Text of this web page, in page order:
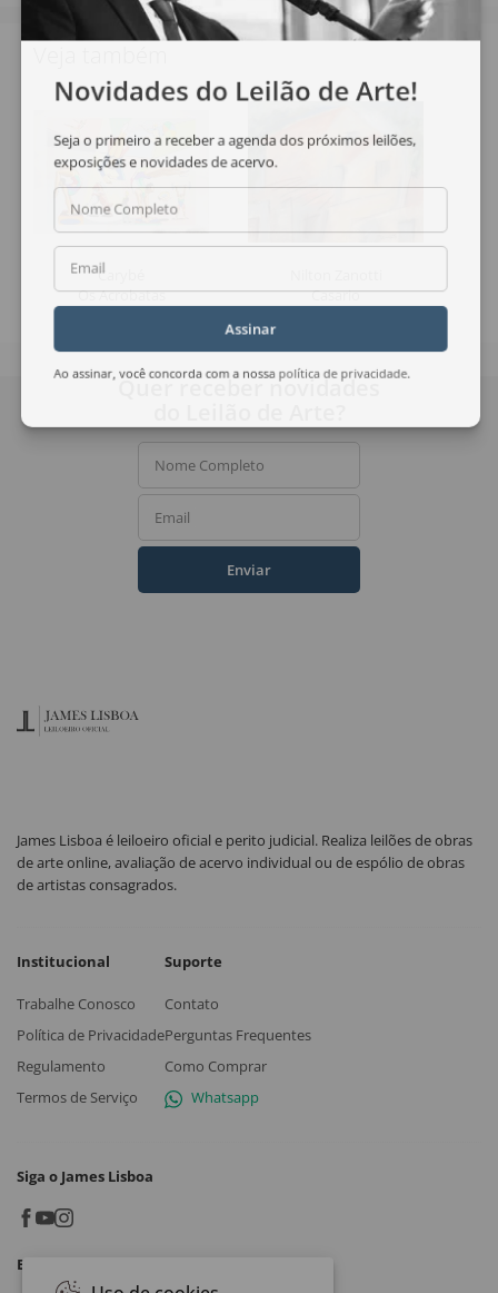
Carybé
Os Acrobatas
Casario
Novidades do Leilão de Arte!
Seja o primeiro a receber a agenda dos próximos leilões,
exposições e novidades de acervo.
Nome Completo
Email
Assinar
Ao assinar, você concorda com a nossa política de privacidade.
Quer receber novidades
Nome Completo
Email
Enviar
James Lisboa é leiloeiro oficial e perito judicial. Realiza leilões de obras
de arte online, avaliação de acervo individual ou de espólio de obras
de artistas consagrados.
Institucional
Trabalhe Conosco
Política de Privacidade
Regulamento
Termos de Serviço
Suporte
Contato
Perguntas Frequentes
Como Comprar
Whatsapp
Siga o James Lisboa
Baixe o App